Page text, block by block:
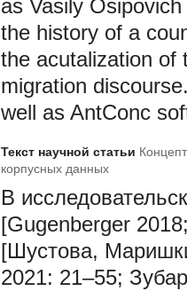
as Vasily
the history of a
the acutalization of
migration
well as AntConc
Текст научной статьи
корпусных данных
В
[Gugenberger
[Шустова,
2021: 21–55;